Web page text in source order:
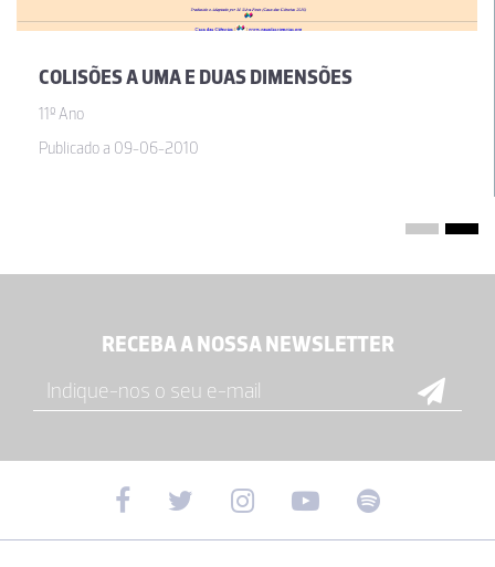
COLISÕES A UMA E DUAS DIMENSÕES
11º Ano
Publicado a 09-06-2010
RECEBA A NOSSA NEWSLETTER